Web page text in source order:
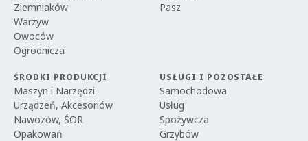
Ziemniaków
Warzyw
Owoców
Ogrodnicza
Pasz
ŚRODKI PRODUKCJI
Maszyn i Narzędzi
Urządzeń, Akcesoriów
Nawozów, ŚOR
Opakowań
USŁUGI I POZOSTAŁE
Samochodowa
Usług
Spożywcza
Grzybów